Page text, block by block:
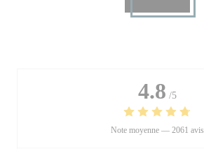
4.8 /5
Note moyenne — 2061 avis